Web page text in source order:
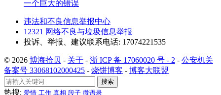
一个巨大的错误
违法和不良信息举报中心
12321 网络不良与垃圾信息举报
投诉、举报、建议联系电话: 17074221535
© 2026 博海拾贝 - 关于 - 浙 ICP 备 17060020 号 - 2 - 公安机关
备案号 33068102000425 - 烧饼博客 - 博客大联盟
搜索
热搜: 爱情 工作 真相 段子 微语录